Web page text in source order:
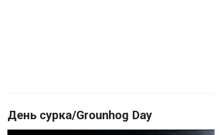
День сурка/Grounhog Day